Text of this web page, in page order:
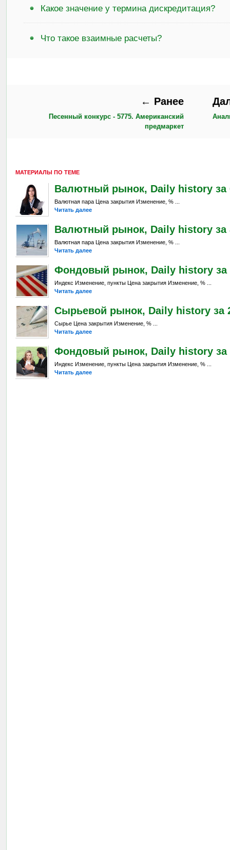
Какое значение у термина дискредитация?
Что такое взаимные расчеты?
← Ранее
Песенный конкурс - 5775. Американский
предмаркет
МАТЕРИАЛЫ ПО ТЕМЕ
Валютный рынок, Daily history за
Валютная пара Цена закрытия Изменение, % ...
Читать далее
Валютный рынок, Daily history за
Валютная пара Цена закрытия Изменение, % ...
Читать далее
Фондовый рынок, Daily history за
Индекс Изменение, пункты Цена закрытия Изменение, % ...
Читать далее
Сырьевой рынок, Daily history за
Сырье Цена закрытия Изменение, % ...
Читать далее
Фондовый рынок, Daily history за
Индекс Изменение, пункты Цена закрытия Изменение, % ...
Читать далее